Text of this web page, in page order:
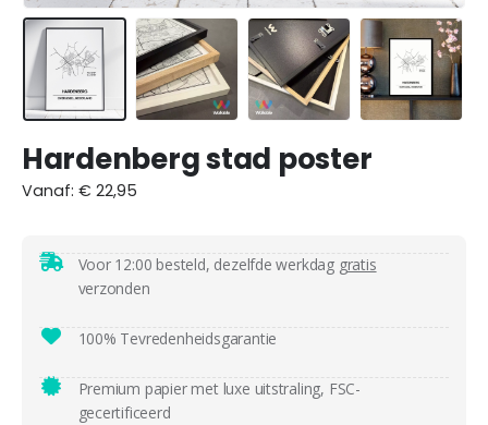
Hardenberg stad poster
Vanaf: € 22,95
Voor 12:00 besteld, dezelfde werkdag gratis
verzonden
100% Tevredenheidsgarantie
Premium papier met luxe uitstraling, FSC-
gecertificeerd